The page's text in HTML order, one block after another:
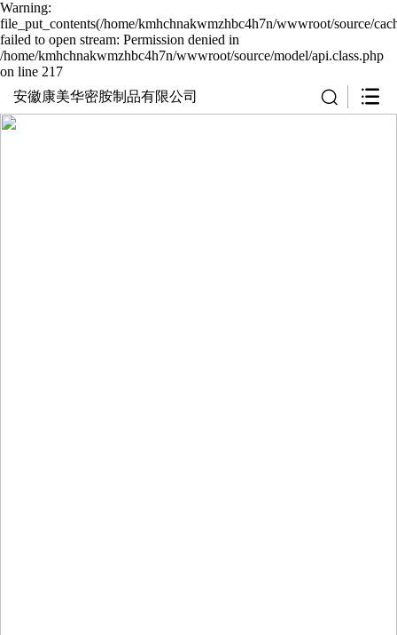
Warning:
file_put_contents(/home/kmhchnakwmzhbc4h7n/wwwroot/source/
failed to open stream: Permission denied in
/home/kmhchnakwmzhbc4h7n/wwwroot/source/model/api.class.php
on line 217
安徽康美华密胺制品有限公司